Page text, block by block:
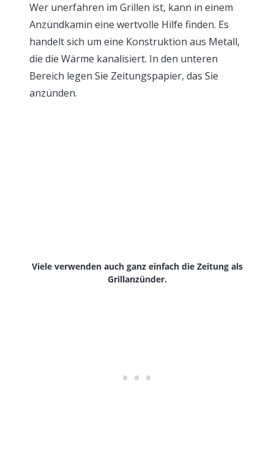
Wer unerfahren im Grillen ist, kann in einem
Anzündkamin eine wertvolle Hilfe finden. Es
handelt sich um eine Konstruktion aus Metall,
die die Wärme kanalisiert. In den unteren
Bereich legen Sie Zeitungspapier, das Sie
anzünden.
Viele verwenden auch ganz einfach die Zeitung als
Grillanzünder.